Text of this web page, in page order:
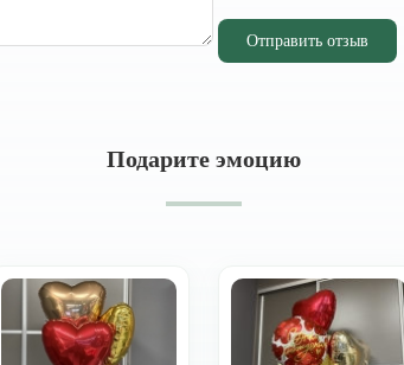
Отправить отзыв
Подарите эмоцию